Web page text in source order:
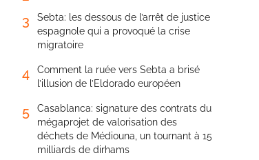
3
Sebta: les dessous de l’arrêt de justice
espagnole qui a provoqué la crise
migratoire
4
Comment la ruée vers Sebta a brisé
l’illusion de l’Eldorado européen
5
Casablanca: signature des contrats du
mégaprojet de valorisation des
déchets de Médiouna, un tournant à 15
milliards de dirhams